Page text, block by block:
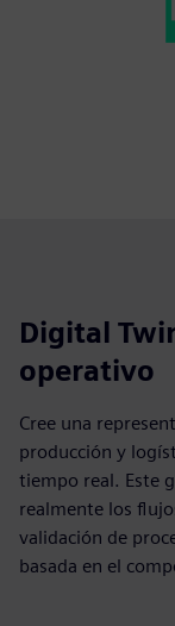
Digital
operativo
Cree una
producción y
tiempo real. Este
realmente los
validación de
basada en el